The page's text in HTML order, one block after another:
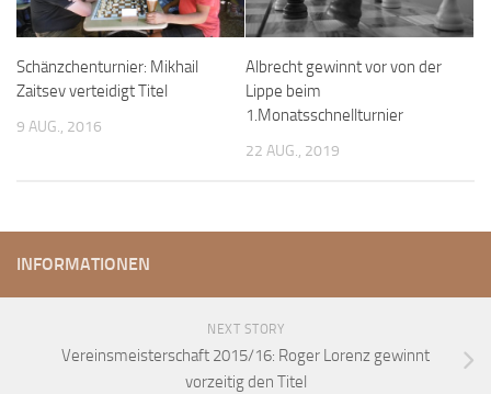
Termine
Verein
Schänzchenturnier: Mikhail
Zaitsev verteidigt Titel
9 AUG., 2016
Albrecht gewinnt vor von der
Lippe beim
1.Monatsschnellturnier
22 AUG., 2019
INFORMATIONEN
NEXT STORY
Vereinsmeisterschaft 2015/16: Roger Lorenz gewinnt
vorzeitig den Titel